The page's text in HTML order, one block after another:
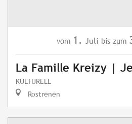
vom 1. Juli bis zum
La Famille Kreizy |
KULTURELL
Rostrenen